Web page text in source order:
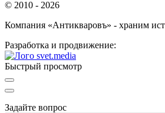
© 2010 - 2026
Компания «Антикваровъ» - храним
Разработка и продвижение:
Быстрый просмотр
Задайте вопрос